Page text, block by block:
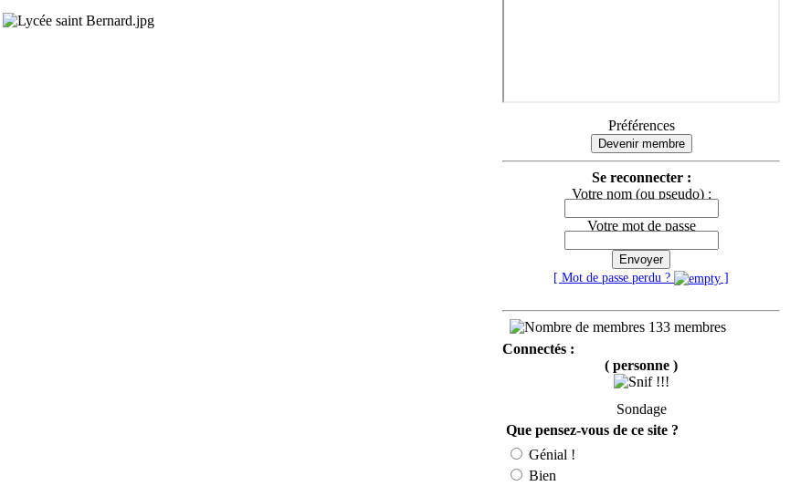
Préférences
Devenir membre
Se reconnecter :
Votre nom (ou pseudo) :
Votre mot de passe
Envoyer
[ Mot de passe perdu ? ]
133 membres
Connectés :
( personne )
Sondage
Que pensez-vous de ce site ?
Génial !
Bien